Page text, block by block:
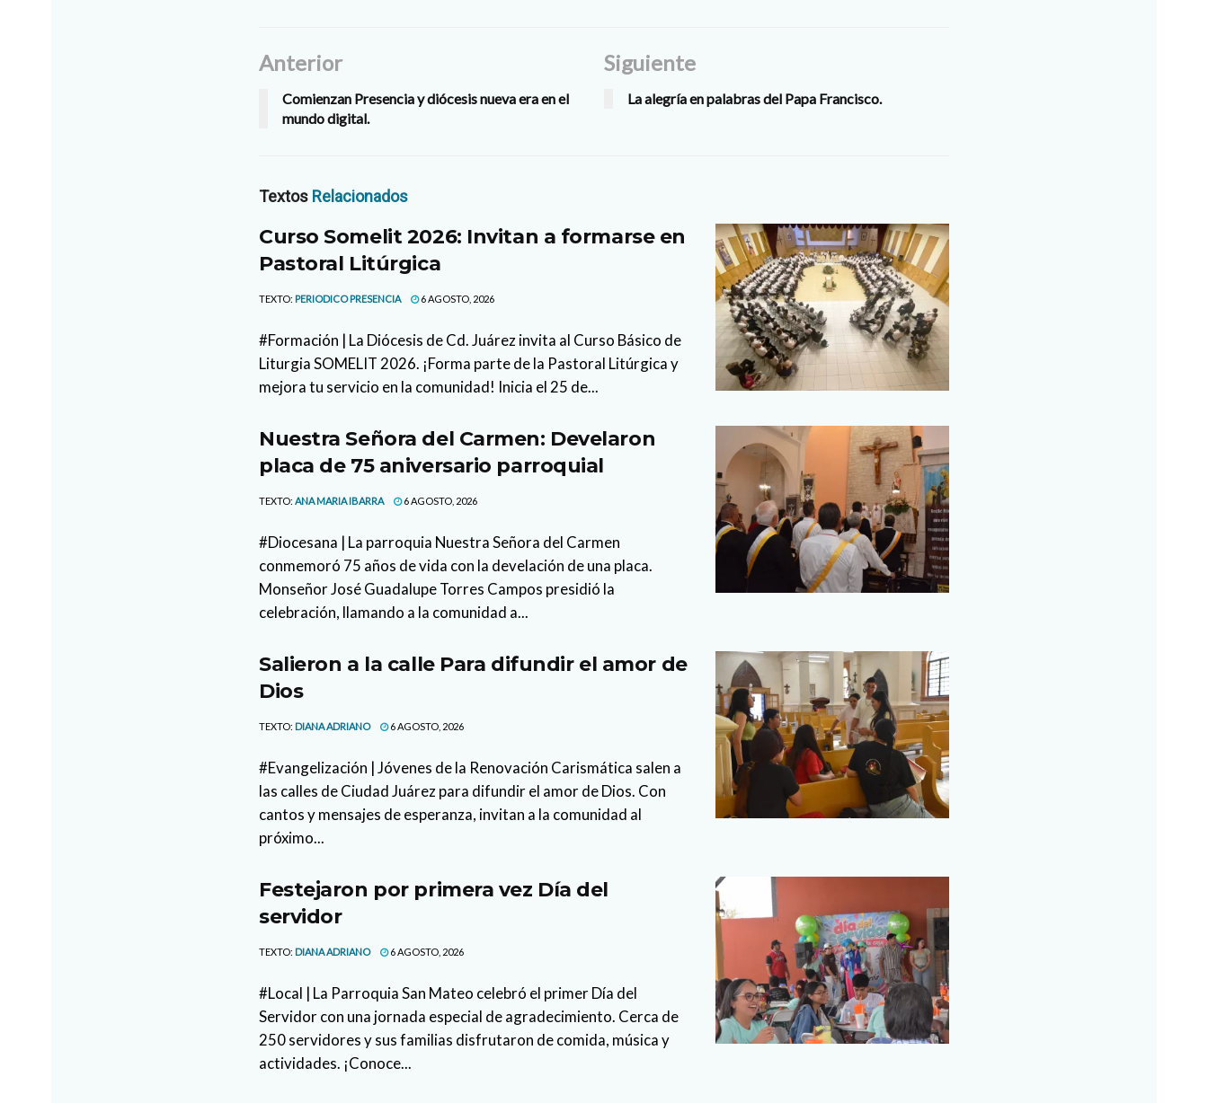
Anterior
Comienzan Presencia y diócesis nueva era en el
mundo digital.
Siguiente
La alegría en palabras del Papa Francisco.
Textos Relacionados
Curso Somelit 2026: Invitan a formarse en
Pastoral Litúrgica
TEXTO: PERIODICO PRESENCIA 6 AGOSTO, 2026
#Formación | La Diócesis de Cd. Juárez invita al Curso Básico de
Liturgia SOMELIT 2026. ¡Forma parte de la Pastoral Litúrgica y
mejora tu servicio en la comunidad! Inicia el 25 de...
Nuestra Señora del Carmen: Develaron
placa de 75 aniversario parroquial
TEXTO: ANA MARIA IBARRA 6 AGOSTO, 2026
#Diocesana | La parroquia Nuestra Señora del Carmen
conmemoró 75 años de vida con la develación de una placa.
Monseñor José Guadalupe Torres Campos presidió la
celebración, llamando a la comunidad a...
Salieron a la calle Para difundir el amor de
Dios
TEXTO: DIANA ADRIANO 6 AGOSTO, 2026
#Evangelización | Jóvenes de la Renovación Carismática salen a
las calles de Ciudad Juárez para difundir el amor de Dios. Con
cantos y mensajes de esperanza, invitan a la comunidad al
próximo...
Festejaron por primera vez Día del
servidor
TEXTO: DIANA ADRIANO 6 AGOSTO, 2026
#Local | La Parroquia San Mateo celebró el primer Día del
Servidor con una jornada especial de agradecimiento. Cerca de
250 servidores y sus familias disfrutaron de comida, música y
actividades. ¡Conoce...